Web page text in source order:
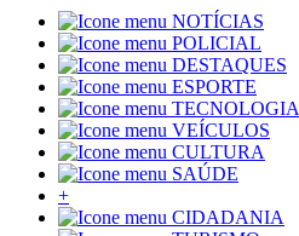
NOTÍCIAS
POLICIAL
DESTAQUES
ESPORTE
TECNOLOGIA
VEÍCULOS
CULTURA
SAÚDE
+
CIDADANIA